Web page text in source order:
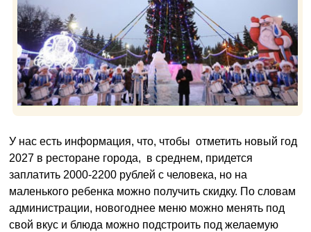
У нас есть информация, что, чтобы отметить новый год
2027 в ресторане города, в среднем, придется
заплатить 2000-2200 рублей с человека, но на
маленького ребенка можно получить скидку. По словам
администрации, новогоднее меню можно менять под
свой вкус и блюда можно подстроить под желаемую